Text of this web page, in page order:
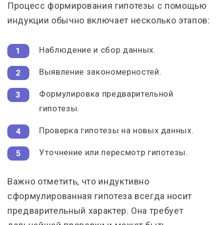
Процесс формирования гипотезы с помощью
индукции обычно включает несколько этапов:
Наблюдение и сбор данных.
Выявление закономерностей.
Формулировка предварительной
гипотезы.
Проверка гипотезы на новых данных.
Уточнение или пересмотр гипотезы.
Важно отметить, что индуктивно
сформулированная гипотеза всегда носит
предварительный характер. Она требует